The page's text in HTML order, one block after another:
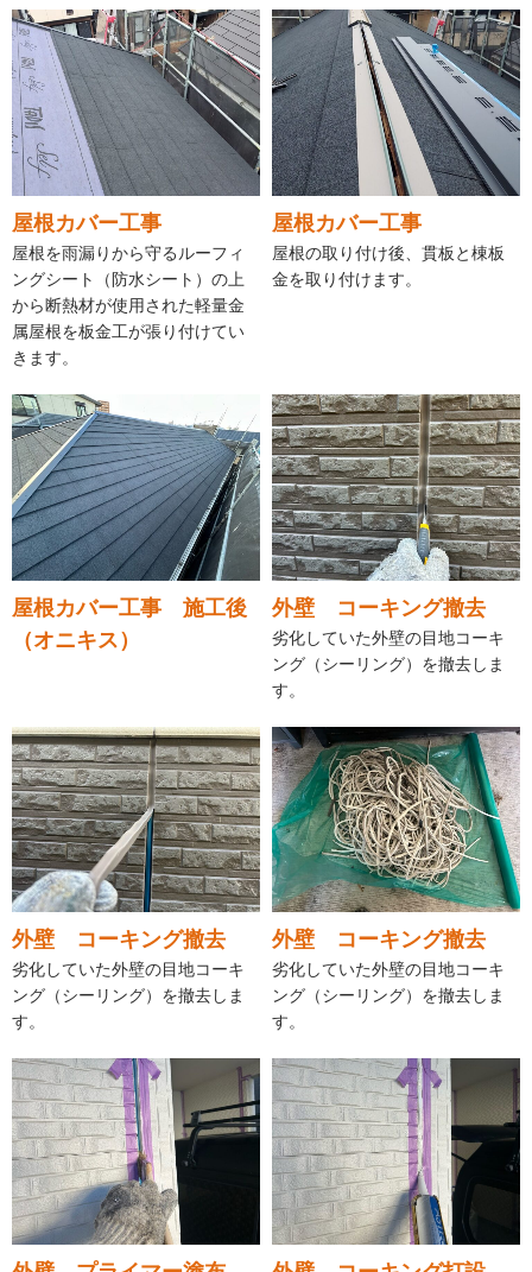
屋根カバー工事
屋根を雨漏りから守るルーフィ
ングシート（防水シート）の上
から断熱材が使用された軽量金
属屋根を板金工が張り付けてい
きます。
屋根カバー工事
屋根の取り付け後、貫板と棟板
金を取り付けます。
屋根カバー工事 施工後
（オニキス）
外壁 コーキング撤去
劣化していた外壁の目地コーキ
ング（シーリング）を撤去しま
す。
外壁 コーキング撤去
劣化していた外壁の目地コーキ
ング（シーリング）を撤去しま
す。
外壁 コーキング撤去
劣化していた外壁の目地コーキ
ング（シーリング）を撤去しま
す。